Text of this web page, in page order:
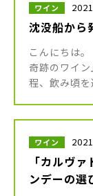
ワイン
沈没船から
こんにちは
奇跡のワイ
程、飲み頃
ワイン
「カルヴ
ンデーの選